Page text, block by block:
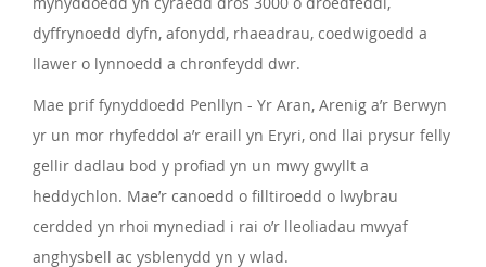
dyffrynoedd dyfn, afonydd, rhaeadrau, coedwigoedd a
llawer o lynnoedd a chronfeydd dwr.
Mae prif fynyddoedd Penllyn - Yr Aran, Arenig a’r Berwyn
yr un mor rhyfeddol a’r eraill yn Eryri, ond llai prysur felly
gellir dadlau bod y profiad yn un mwy gwyllt a
heddychlon. Mae’r canoedd o filltiroedd o lwybrau
cerdded yn rhoi mynediad i rai o’r lleoliadau mwyaf
anghysbell ac ysblenydd yn y wlad.